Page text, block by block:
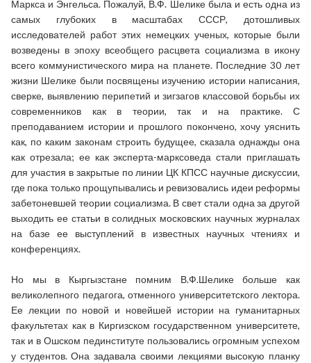
Маркса и Энгельса. Пожалуй, В.Ф. Шелике была и есть одна из
самых глубоких в масштабах СССР, дотошливых
исследователей работ этих немецких ученых, которые были
возведены в эпоху всеобщего расцвета социализма в икону
всего коммунистического мира на планете. Последние 30 лет
жизни Шелике были посвящены изучению истории написания,
сверке, выявлению перипетий и зигзагов классовой борьбы их
современников как в теории, так и на практике. С
преподаванием истории и прошлого покончено, хочу уяснить
как, по каким законам строить будущее, сказала однажды она
как отрезала; ее как эксперта-марксоведа стали приглашать
для участия в закрытые по линии ЦК КПСС научные дискуссии,
где пока только прощупывались и ревизовались идеи реформы
забетоневшей теории социализма. В свет стали одна за другой
выходить ее статьи в солидных московских научных журналах
на базе ее выступлений в известных научных чтениях и
конференциях.
Но мы в Кыргызстане помним В.Ф.Шелике больше как
великолепного педагога, отменного университетского лектора.
Ее лекции по новой и новейшей истории на гуманитарных
факультетах как в Киргизском государственном университете,
так и в Ошском пединституте пользовались огромным успехом
у студентов. Она задавала своими лекциями высокую планку